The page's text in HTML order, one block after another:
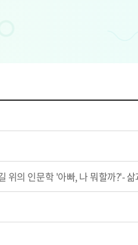
위의 인문학 '아빠, 나 뭐할까?'-